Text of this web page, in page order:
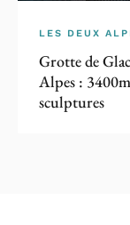
LES DEUX
Grotte de
Alpes :
sculptures